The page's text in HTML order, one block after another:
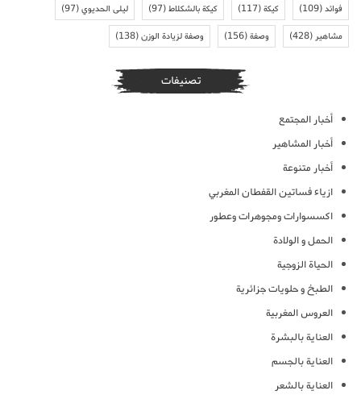
فوائد(109) كيكة(117) كيكة بالشكلاط(97) ليلى الحديوي(97)
مشاهير(428) وصفة(156) وصفة لزيادة الوزن(138)
تصنيفات
أخبار المجتمع
أخبار المشاهير
أخبار متنوعة
ازياء فساتين القفطان المغربي
اكسسوارات ومجوهرات وعطور
الحمل و الولادة
الحياة الزوجية
الطبخ و حلويات جزائرية
العروس المغربية
العناية بالبشرة
العناية بالجسم
العناية بالشعر